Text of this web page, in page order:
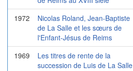
1972
Nicolas Roland, Jean-Baptiste
de La Salle et les sœurs de
l'Enfant-Jésus de Reims
1969
Les titres de rente de la
succession de Luis de La Salle